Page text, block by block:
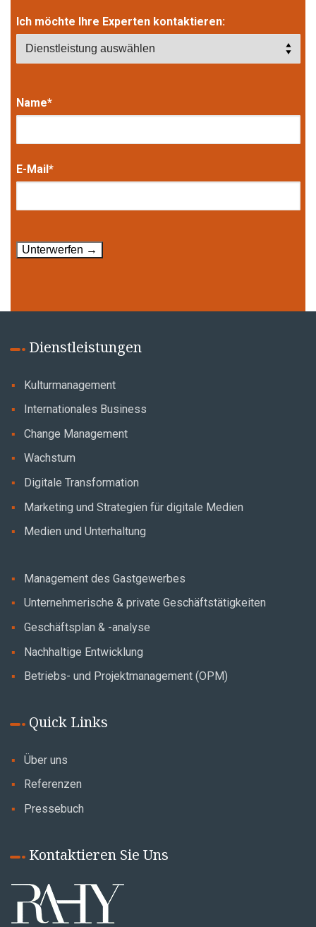
Ich möchte Ihre Experten kontaktieren:
Name*
E-Mail*
Dienstleistungen
Kulturmanagement
Internationales Business
Change Management
Wachstum
Digitale Transformation
Marketing und Strategien für digitale Medien
Medien und Unterhaltung
Management des Gastgewerbes
Unternehmerische & private Geschäftstätigkeiten
Geschäftsplan & -analyse
Nachhaltige Entwicklung
Betriebs- und Projektmanagement (OPM)
Quick Links
Über uns
Referenzen
Pressebuch
Kontaktieren Sie Uns